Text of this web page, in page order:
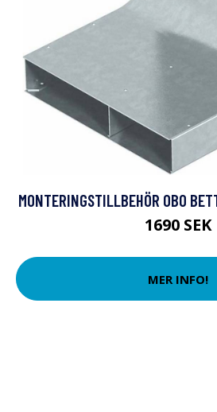
MONTERINGSTILLBEHÖR OBO
1690 SEK
MER INFO!